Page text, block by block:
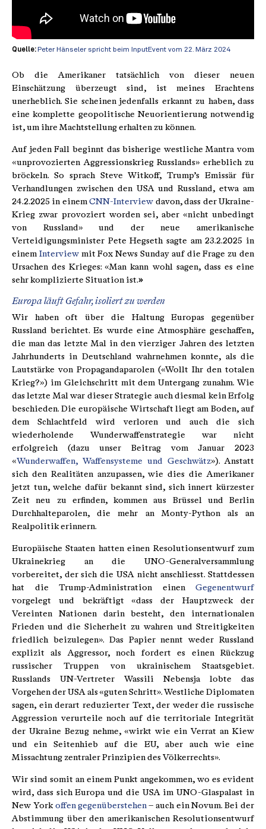
Quelle: Peter Hänseler spricht beim InputEvent vom 22. März 2024
Ob die Amerikaner tatsächlich von dieser neuen
Einschätzung überzeugt sind, ist meines Erachtens
unerheblich. Sie scheinen jedenfalls erkannt zu haben, dass
eine komplette geopolitische Neuorientierung notwendig
ist, um ihre Machtstellung erhalten zu können.
Auf jeden Fall beginnt das bisherige westliche Mantra vom
«unprovozierten Aggressionskrieg Russlands» erheblich zu
bröckeln. So sprach Steve Witkoff, Trump’s Emissär für
Verhandlungen zwischen den USA und Russland, etwa am
24.2.2025 in einemCNN-Interview davon, dass der Ukraine-
Krieg zwar provoziert worden sei, aber «nicht unbedingt
von Russland» und der neue amerikanische
Verteidigungsminister Pete Hegseth sagte am 23.2.2025 in
einem Interviewmit Fox News Sunday auf die Frage zu den
Ursachen des Krieges: «Man kann wohl sagen, dass es eine
sehr komplizierte Situation ist.»
Europa läuft Gefahr, isoliert zu werden
Wir haben oft über die Haltung Europas gegenüber
Russland berichtet. Es wurde eine Atmosphäre geschaffen,
die man das letzte Mal in den vierziger Jahren des letzten
Jahrhunderts in Deutschland wahrnehmen konnte, als die
Lautstärke von Propagandaparolen («Wollt Ihr den totalen
Krieg?») im Gleichschritt mit dem Untergang zunahm. Wie
das letzte Mal war dieser Strategie auch diesmal kein Erfolg
beschieden. Die europäische Wirtschaft liegt am Boden, auf
dem Schlachtfeld wird verloren und auch die sich
wiederholende Wunderwaffenstrategie war nicht
erfolgreich (dazu unser Beitrag vom Januar 2023
«Wunderwaffen, Waffensysteme und Geschwätz»). Anstatt
sich den Realitäten anzupassen, wie dies die Amerikaner
jetzt tun, welche dafür bekannt sind, sich innert kürzester
Zeit neu zu erfinden, kommen aus Brüssel und Berlin
Durchhalteparolen, die mehr an Monty-Python als an
Realpolitik erinnern.
Europäische Staaten hatten einen Resolutionsentwurf zum
Ukrainekrieg an die UNO-Generalversammlung
vorbereitet, der sich die USA nicht anschliesst. Stattdessen
hat die Trump-Administration einen Gegenentwurf
vorgelegt und bekräftigt «dass der Hauptzweck der
Vereinten Nationen darin besteht, den internationalen
Frieden und die Sicherheit zu wahren und Streitigkeiten
friedlich beizulegen». Das Papier nennt weder Russland
explizit als Aggressor, noch fordert es einen Rückzug
russischer Truppen von ukrainischem Staatsgebiet.
Russlands UN-Vertreter Wassili Nebensja lobte das
Vorgehen der USA als «guten Schritt». Westliche Diplomaten
sagen, ein derart reduzierter Text, der weder die russische
Aggression verurteile noch auf die territoriale Integrität
der Ukraine Bezug nehme, «wirkt wie ein Verrat an Kiew
und ein Seitenhieb auf die EU, aber auch wie eine
Missachtung zentraler Prinzipien des Völkerrechts».
Wir sind somit an einem Punkt angekommen, wo es evident
wird, dass sich Europa und die USA im UNO-Glaspalast in
New York offen gegenüberstehen – auch ein Novum. Bei der
Abstimmung über den amerikanischen Resolutionsentwurf